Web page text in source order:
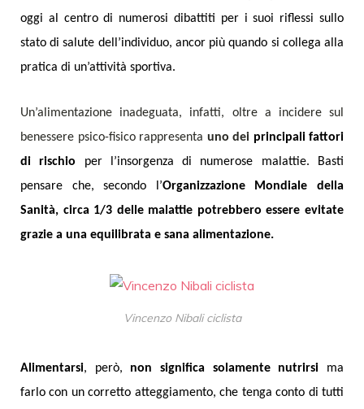
oggi al centro di numerosi dibattiti per i suoi riflessi sullo
stato di salute dell’individuo, ancor più quando si collega alla
pratica di un’attività sportiva.
Un’alimentazione inadeguata, infatti, oltre a incidere sul
benessere psico-fisico rappresenta uno dei principali fattori
di rischio per l’insorgenza di numerose malattie. Basti
pensare che, secondo l’Organizzazione Mondiale della
Sanità, circa 1/3 delle malattie potrebbero essere evitate
grazie a una equilibrata e sana alimentazione.
Vincenzo Nibali ciclista
Alimentarsi, però, non significa solamente nutrirsi ma
farlo con un corretto atteggiamento, che tenga conto di tutti